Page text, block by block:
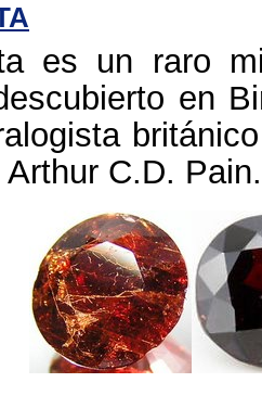
es un raro
en
Arthur C.D. Pain.